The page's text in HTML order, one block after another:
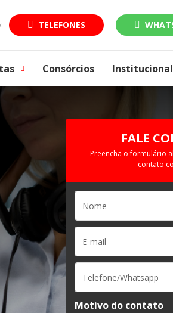
TELEFONES
Consórcios Institucional
FALE
Preencha o formulário
contato
Motivo do contato